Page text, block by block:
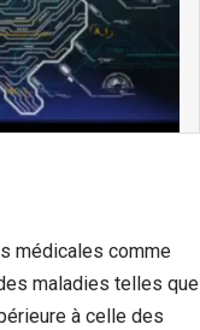
médicales comme
maladies telles que
à celle des